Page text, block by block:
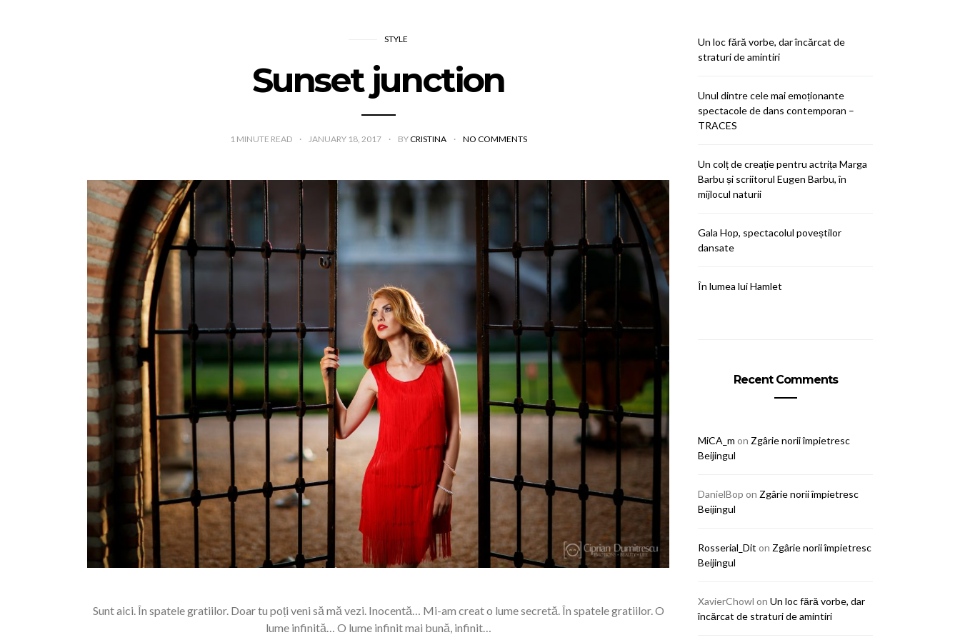
STYLE
Sunset junction
1 MINUTE READ JANUARY 18, 2017 BYCRISTINA NO COMMENTS
Sunt aici. În spatele gratiilor. Doar tu poți veni să mă vezi. Inocentă… Mi-am creat o lume secretă. În spatele gratiilor. O
lume infinită… O lume infinit mai bună, infinit…
Un loc fără vorbe, dar încărcat de
straturi de amintiri
Unul dintre cele mai emoționante
spectacole de dans contemporan –
TRACES
Un colț de creație pentru actrița Marga
Barbu și scriitorul Eugen Barbu, în
mijlocul naturii
Gala Hop, spectacolul poveștilor
dansate
În lumea lui Hamlet
Recent Comments
MiCA_m on Zgârie norii împietresc
Beijingul
DanielBop on Zgârie norii împietresc
Beijingul
Rosserial_Dit on Zgârie norii împietresc
Beijingul
XavierChowl on Un loc fără vorbe, dar
încărcat de straturi de amintiri